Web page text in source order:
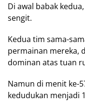
Di awal babak
sengit.
Kedua tim sama-
permainan mereka,
dominan atas tuan
Namun di menit ke-
kedudukan menjadi